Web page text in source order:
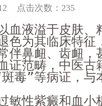
点击次数：235
血液溢于皮肤、
色为其临床特征
伴鼻衄、齿衄，
证范畴，中医古
毒”等病证，与
敏性紫癜和血小